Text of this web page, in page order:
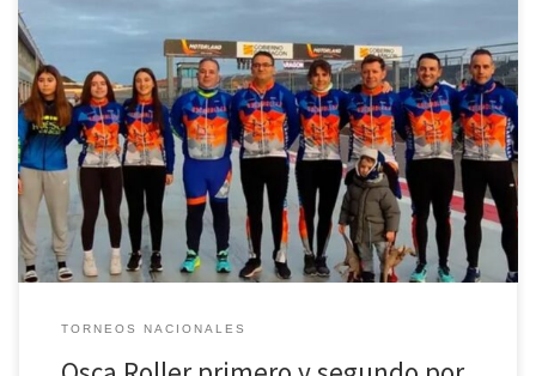
El club Oscense se alza con la primera y segunda plaza en equipos de
4 en Motorland Aragón. El sábado 17 y domingo 18 de disputó una
nueva edición del evento solidario de la invernal en el circuito de
moto GP de Motorland Aragón. El sábado por la mañana la […]
TORNEOS NACIONALES